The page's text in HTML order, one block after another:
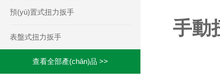
預(yù)置式扭力扳手
表盤式扭力扳手
查看全部產(chǎn)品 >>
手動